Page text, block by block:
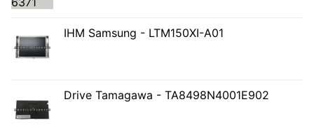
IHM Samsung - LTM150XI-A01
Drive Tamagawa - TA8498N4001E902